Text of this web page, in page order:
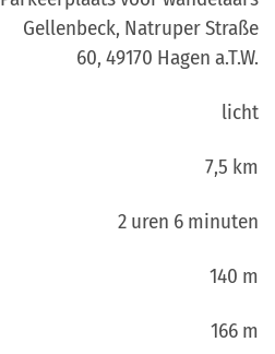
Gellenbeck, Natruper Straße
60, 49170 Hagen a.T.W.
licht
7,5 km
2 uren 6 minuten
140 m
166 m